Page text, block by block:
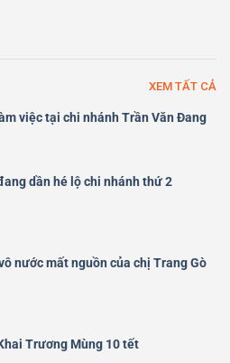
XEM TẤT CẢ
việc tại chi nhánh Trần Văn Đang
dần hé lộ chi nhánh thứ 2
nước mất nguồn của chị Trang Gò
Trương Mùng 10 tết